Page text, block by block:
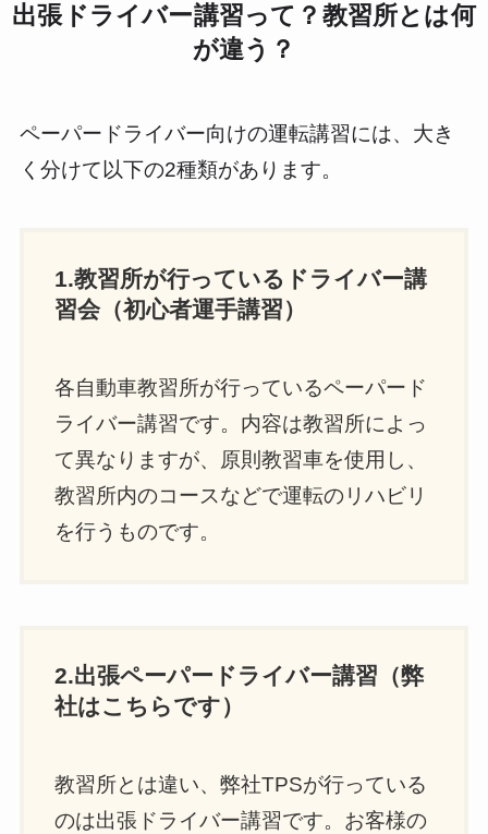
出張ドライバー講習って？教習所とは何
が違う？
ペーパードライバー向けの運転講習には、大き
く分けて以下の2種類があります。
1.教習所が行っているドライバー講
習会（初心者運手講習）
各自動車教習所が行っているペーパード
ライバー講習です。内容は教習所によっ
て異なりますが、原則教習車を使用し、
教習所内のコースなどで運転のリハビリ
を行うものです。
2.出張ペーパードライバー講習（弊
社はこちらです）
教習所とは違い、弊社TPSが行っている
のは出張ドライバー講習です。お客様の